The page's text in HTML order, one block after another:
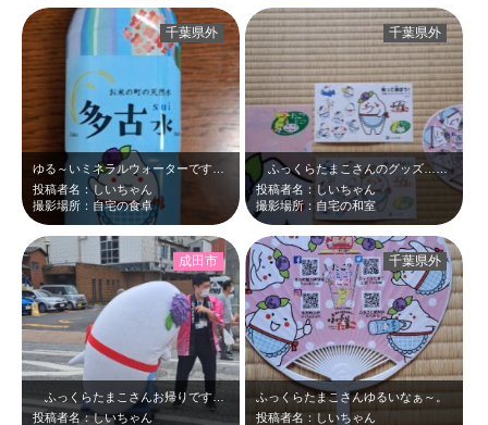
ゆる～いミネラルウォーターですね(^^♪
投稿者名：しいちゃん
撮影場所：自宅の食卓
千葉県外
ふっくらたまこさんのグッズ…成田詣でこんなにいただけたとは…。ステキなコレク…
投稿者名：しいちゃん
撮影場所：自宅の和室
千葉県外
ふっくらたまこさんお帰りです！！これ見た時大ウケしてしまったよ…＼(^o^)…
投稿者名：しいちゃん
成田市
ふっくらたまこさんゆるいなぁ～。
投稿者名：しいちゃん
千葉県外